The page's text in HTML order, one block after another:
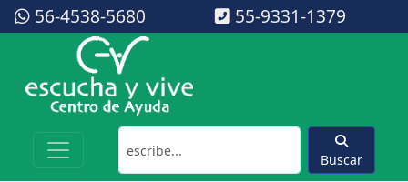
56-4538-5680 55-9331-1379
Buscar